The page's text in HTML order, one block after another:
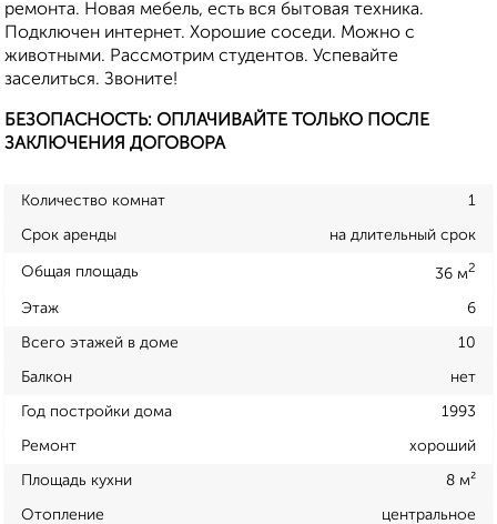
ремонта. Новая мебель, есть вся бытовая техника.
Подключен интернет. Хорошие соседи. Можно с
животными. Рассмотрим студентов. Успевайте
заселиться. Звоните!
БЕЗОПАСНОСТЬ: ОПЛАЧИВАЙТЕ ТОЛЬКО ПОСЛЕ
ЗАКЛЮЧЕНИЯ ДОГОВОРА
Количество комнат 1
Срок аренды на длительный срок
Общая площадь 36 м2
Этаж 6
Всего этажей в доме 10
Балкон нет
Год постройки дома 1993
Ремонт хороший
Площадь кухни 8 м²
Отопление центральное